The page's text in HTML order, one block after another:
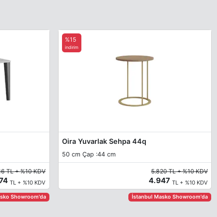
TL + %10 KDV
TL + %10 KDV
Showroom'da
Oira Yuvarlak Sehpa 44q
50 cm Çap :44 cm
%15
indirim
5.820 TL + %10 KDV
4.947 TL + %10 KDV
İstanbul Masko Showroom'da